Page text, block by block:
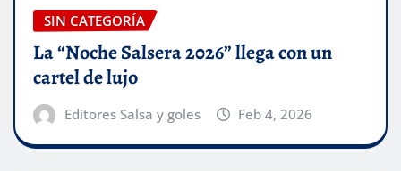
SIN CATEGORÍA
La “Noche Salsera 2026” llega con un
cartel de lujo
Editores Salsa y goles Feb 4, 2026